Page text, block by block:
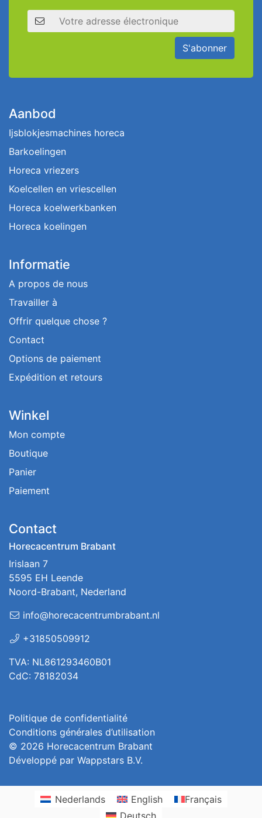
Adresse électronique
S'abonner
Aanbod
Ijsblokjesmachines horeca
Barkoelingen
Horeca vriezers
Koelcellen en vriescellen
Horeca koelwerkbanken
Horeca koelingen
Informatie
A propos de nous
Travailler à
Offrir quelque chose ?
Contact
Options de paiement
Expédition et retours
Winkel
Mon compte
Boutique
Panier
Paiement
Contact
Horecacentrum Brabant
Irislaan 7
5595 EH Leende
Noord-Brabant, Nederland
info@horecacentrumbrabant.nl
+31850509912
TVA: NL861293460B01
CdC: 78182034
Politique de confidentialité
Conditions générales d’utilisation
© 2026 Horecacentrum Brabant
Développé par Wappstars B.V.
Nederlands English
Français